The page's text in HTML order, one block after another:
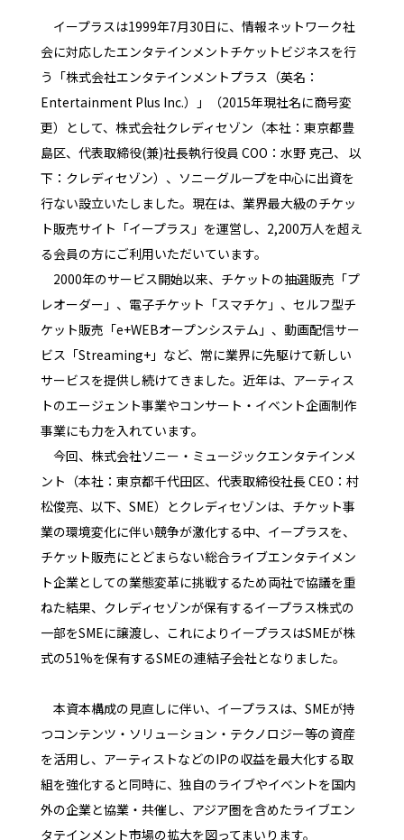
イープラスは1999年7月30日に、情報ネットワーク社
会に対応したエンタテインメントチケットビジネスを行
う「株式会社エンタテインメントプラス（英名：
Entertainment Plus Inc.）」（2015年現社名に商号変
更）として、株式会社クレディセゾン（本社：東京都豊
島区、代表取締役(兼)社長執行役員 COO：水野 克己、 以
下：クレディセゾン）、ソニーグループを中心に出資を
行ない設立いたしました。現在は、業界最大級のチケッ
ト販売サイト「イープラス」を運営し、2,200万人を超え
る会員の方にご利用いただいています。
2000年のサービス開始以来、チケットの抽選販売「プ
レオーダー」、電子チケット「スマチケ」、セルフ型チ
ケット販売「e+WEBオープンシステム」、動画配信サー
ビス「Streaming+」など、常に業界に先駆けて新しい
サービスを提供し続けてきました。近年は、アーティス
トのエージェント事業やコンサート・イベント企画制作
事業にも力を入れています。
今回、株式会社ソニー・ミュージックエンタテインメ
ント（本社：東京都千代田区、代表取締役社長 CEO：村
松俊亮、以下、SME）とクレディセゾンは、チケット事
業の環境変化に伴い競争が激化する中、イープラスを、
チケット販売にとどまらない総合ライブエンタテイメン
ト企業としての業態変革に挑戦するため両社で協議を重
ねた結果、クレディセゾンが保有するイープラス株式の
一部をSMEに譲渡し、これによりイープラスはSMEが株
式の51%を保有するSMEの連結子会社となりました。
本資本構成の見直しに伴い、イープラスは、SMEが持
つコンテンツ・ソリューション・テクノロジー等の資産
を活用し、アーティストなどのIPの収益を最大化する取
組を強化すると同時に、独自のライブやイベントを国内
外の企業と協業・共催し、アジア圏を含めたライブエン
タテインメント市場の拡大を図ってまいります。